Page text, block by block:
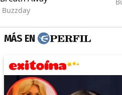
MÁS EN